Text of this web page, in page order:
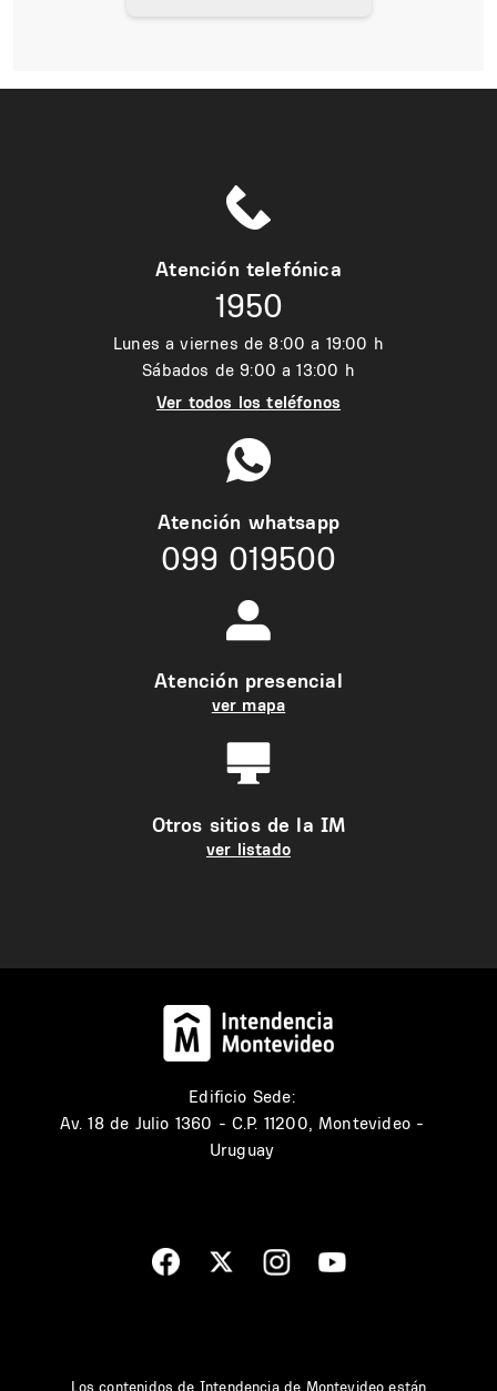
Atención telefónica
1950
Lunes a viernes de 8:00 a 19:00 h
Sábados de 9:00 a 13:00 h
Ver todos los teléfonos
Atención whatsapp
099 019500
Atención presencial
ver mapa
Otros sitios de la IM
ver listado
Edificio Sede:
Av. 18 de Julio 1360 - C.P. 11200, Montevideo -
Uruguay
Los contenidos de Intendencia de Montevideo están